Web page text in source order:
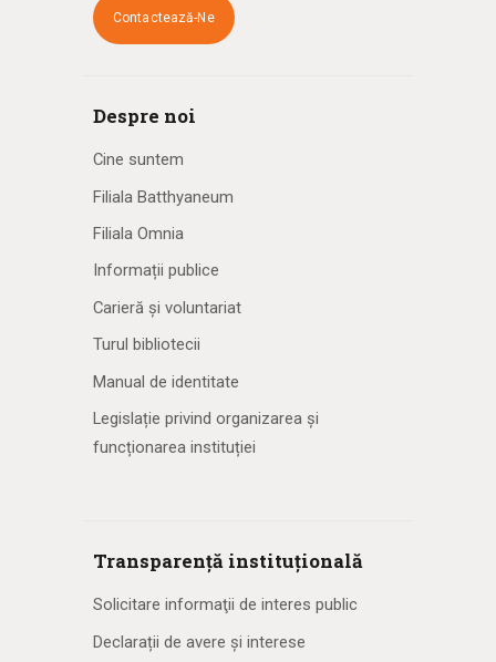
Contactează-Ne
Despre noi
Cine suntem
Filiala Batthyaneum
Filiala Omnia
Informații publice
Carieră și voluntariat
Turul bibliotecii
Manual de identitate
Legislație privind organizarea și
funcționarea instituției
Transparență instituțională
Solicitare informaţii de interes public
Declarații de avere și interese